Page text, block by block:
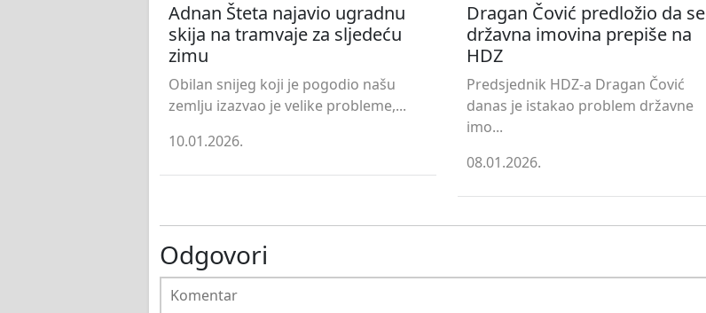
Adnan Šteta najavio ugradnu
skija na tramvaje za sljedeću
zimu
Obilan snijeg koji je pogodio našu
zemlju izazvao je velike probleme,...
10.01.2026.
Dragan Čović predložio da se
državna imovina prepiše na
HDZ
Predsjednik HDZ-a Dragan Čović
danas je istakao problem državne
imo...
08.01.2026.
Odgovori